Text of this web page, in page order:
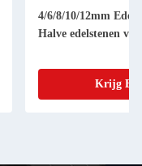
4/6/8/10/12mm
Halve edelstenen
Krijg